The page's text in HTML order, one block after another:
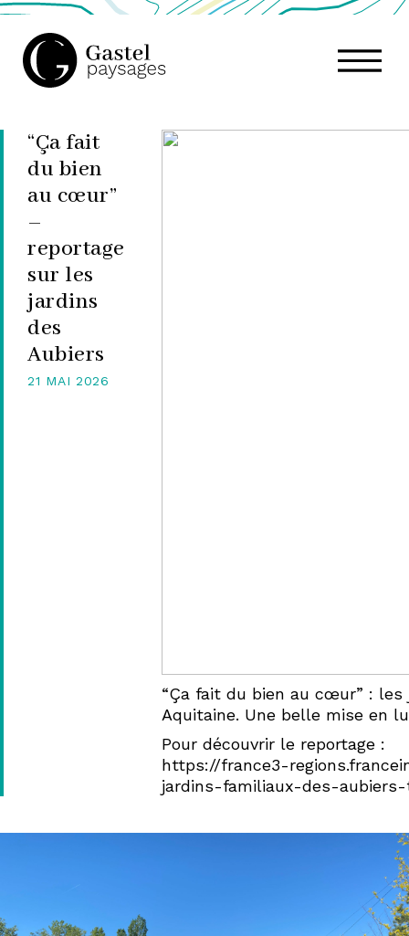
GASTEL
PAYSAGES,
GASTEL,
“Ça fait
du bien
au cœur”
–
reportage
sur les
jardins
des
Aubiers
21 MAI 2026
“Ça fait du bien au cœur” : les
Aquitaine. Une belle mise en
Pour découvrir le reportage :
https://france3-
jardins-familiaux-des-